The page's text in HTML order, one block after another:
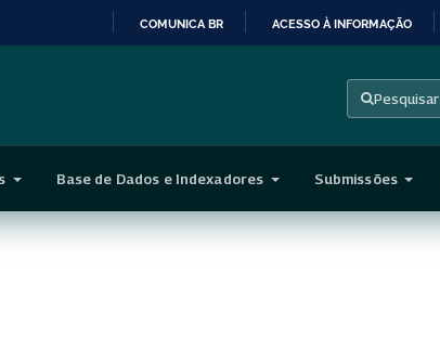
CONTEÚDO
COMUNICA BR ACESSO À INFORMAÇÃO
Pesquisar
Base de Dados e Indexadores Submissões